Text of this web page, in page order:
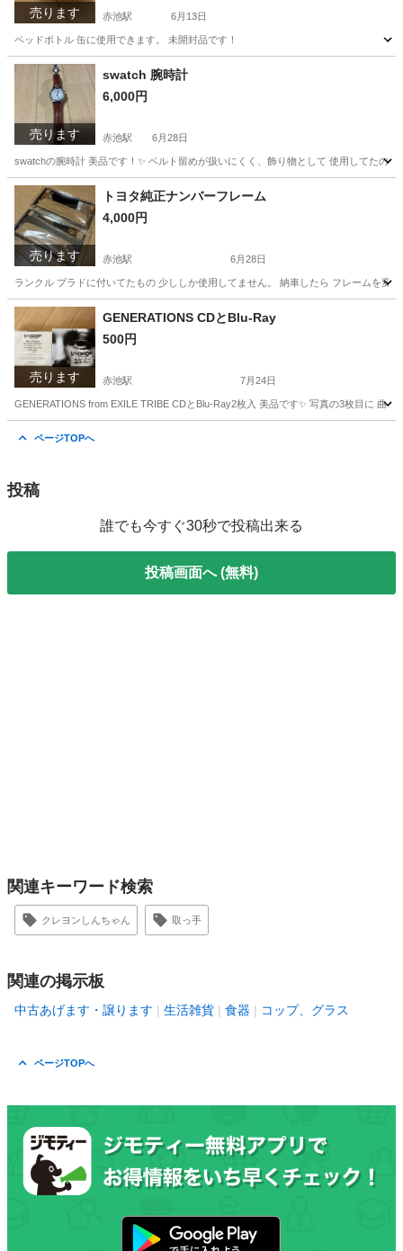
売ります 赤池駅 6月13日
ペッドボトル 缶に使用できます。 未開封品です！
愛知 日進市 その他
売ります
swatch 腕時計
6,000円
赤池駅 6月28日
swatchの腕時計 美品です！✨️ ベルト留めが扱いにくく、飾り物として 使用してたの
愛知 日進市 赤池駅 アクセサリー swatch
売ります
トヨタ純正ナンバーフレーム
4,000円
赤池駅 6月28日
ランクル プラドに付いてたもの 少ししか使用してません。 納車したら フレームを変
愛知 日進市 フレーム
売ります
GENERATIONS CDとBlu-Ray
500円
赤池駅 7月24日
GENERATIONS from EXILE TRIBE CDとBlu-Ray2枚入 美品です✨️ 写真の3枚目に 曲リ
ページTOPへ
投稿
誰でも今すぐ30秒で投稿出来る
投稿画面へ (無料)
関連キーワード検索
クレヨンしんちゃん 取っ手
関連の掲示板
中古あげます・譲ります 生活雑貨 食器 コップ、グラス
ページTOPへ